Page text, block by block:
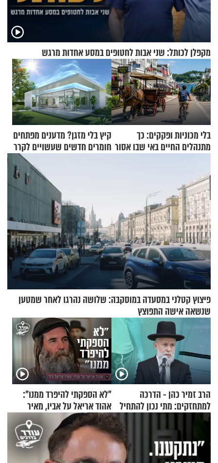
מקפלן לכותל: שני אבות לחטופים במסע אחדות מרגש
בלי מכוניות ופקקים: כך
מתנהלים החיים באי שבו אסור
קיץ בלי מזגן? מדענים מפתחים
חומרים חדשים שעשויים לקרר
פיצוץ קטלני במסעדה במוסקבה: שלושה נהרגו לאחר שמטען
שנשאה אישה התפוצץ
הרב זמיר כהן - הדרכה
למתחזקים: מתי נכון להתחיל
עם לבישת הציצית?
"לא הספקתי להיפרד ממנו":
אהוד אריאל על אביו, מאיר
אריאל ז"ל